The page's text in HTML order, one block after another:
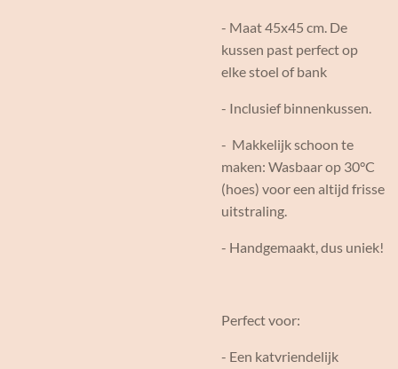
- Maat 45x45 cm. De
kussen past perfect op
elke stoel of bank
- Inclusief binnenkussen.
- Makkelijk schoon te
maken: Wasbaar op 30°C
(hoes) voor een altijd frisse
uitstraling.
- Handgemaakt, dus uniek!
Perfect voor:
- Een katvriendelijk